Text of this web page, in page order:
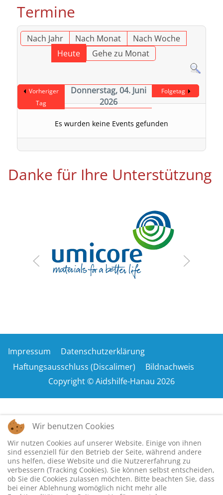
Termine
Nach Jahr Nach Monat
Nach Woche
Heute
Gehe zu Monat
Vorheriger
Tag
Donnerstag, 04. Juni
2026
Folgetag
Es wurden keine Events gefunden
Danke für Ihre Unterstützung
Impressum
Datenschutzerklärung
Haftungsausschluss (Discalimer)
Bildnachweis
Copyright © Aidshilfe-Hanau 2026
Wir benutzen Cookies
Wir nutzen Cookies auf unserer Website. Einige von ihnen
sind essenziell für den Betrieb der Seite, während andere
uns helfen, diese Website und die Nutzererfahrung zu
verbessern (Tracking Cookies). Sie können selbst entscheiden,
ob Sie die Cookies zulassen möchten. Bitte beachten Sie, dass
bei einer Ablehnung womöglich nicht mehr alle